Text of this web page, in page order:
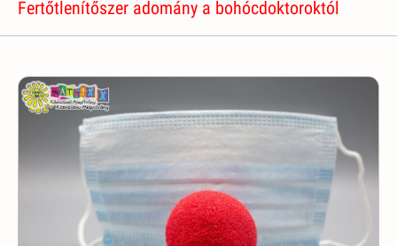
Fertőtlenítőszer adomány a bohócdoktoroktól